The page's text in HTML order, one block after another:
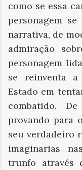
como se essa
personagem
narrativa, de
admiração
personagem
se reinventa
Estado em
combatido.
provando para
seu verdadeiro
imaginarias
trunfo através